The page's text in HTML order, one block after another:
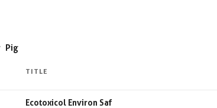
Pig
TITLE
Ecotoxicol Environ Saf